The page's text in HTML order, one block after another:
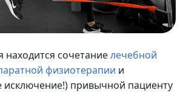
находится сочетаниелечебной
физиотерапии и
привычной пациенту